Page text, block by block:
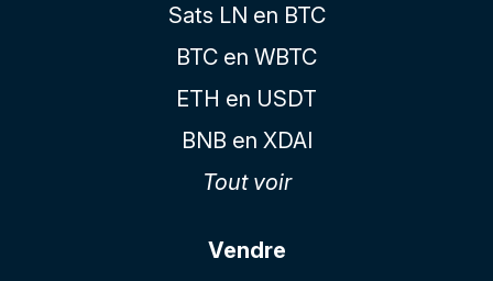
Sats LN en BTC
BTC en WBTC
ETH en USDT
BNB en XDAI
Tout voir
Vendre